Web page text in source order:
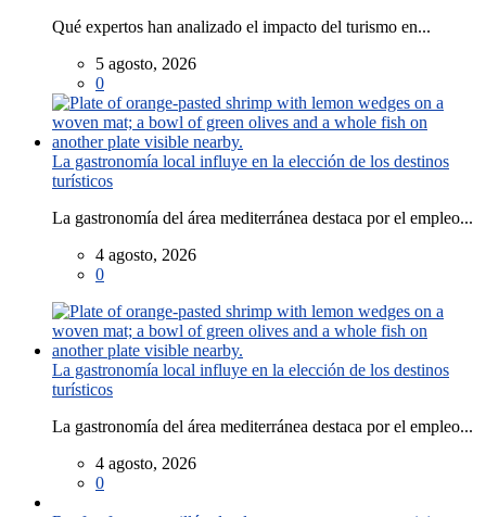
Qué expertos han analizado el impacto del turismo en...
5 agosto, 2026
0
La gastronomía local influye en la elección de los destinos
turísticos
La gastronomía del área mediterránea destaca por el empleo...
4 agosto, 2026
0
La gastronomía local influye en la elección de los destinos
turísticos
La gastronomía del área mediterránea destaca por el empleo...
4 agosto, 2026
0